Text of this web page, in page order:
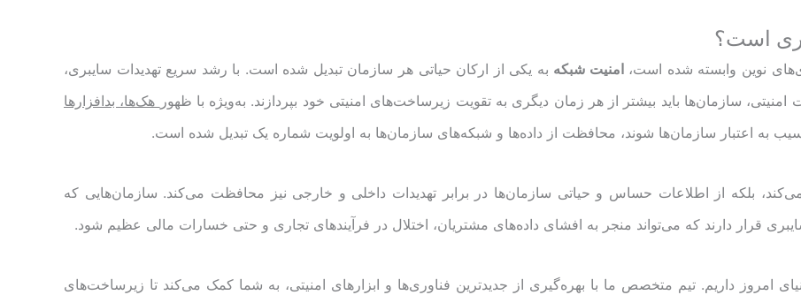
است؟
نوین وابسته شده است، امنیت شبکه به یکی از ارکان حیاتی هر سازمان تبدیل شده است. با رشد سریع تهدیدات سایبری،
امنیتی، سازمان‌ها باید بیشتر از هر زمان دیگری به تقویت زیرساخت‌های امنیتی خود بپردازند. به‌ویژه با ظهور هک‌ها، بدافزارها
به اعتبار سازمان‌ها شوند، محافظت از داده‌ها و شبکه‌های سازمان‌ها به اولویت شماره یک تبدیل شده است.
بلکه از اطلاعات حساس و حیاتی سازمان‌ها در برابر تهدیدات داخلی و خارجی نیز محافظت می‌کند. سازمان‌هایی که
قرار دارند که می‌تواند منجر به افشای داده‌های مشتریان، اختلال در فرآیندهای تجاری و حتی خسارات مالی عظیم شود.
امروز داریم. تیم متخصص ما با بهره‌گیری از جدیدترین فناوری‌ها و ابزارهای امنیتی، به شما کمک می‌کند تا زیرساخت‌های